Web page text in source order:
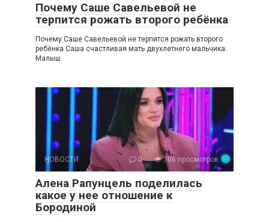
Почему Саше Савельевой не
терпится рожать второго ребёнка
Почему Саше Савельевой не терпится рожать второго
ребёнка Саша счастливая мать двухлетнего мальчика.
Малыш
НОВОСТИ 0 306 просмотров
Алена Рапунцель поделилась
какое у нее отношение к
Бородиной